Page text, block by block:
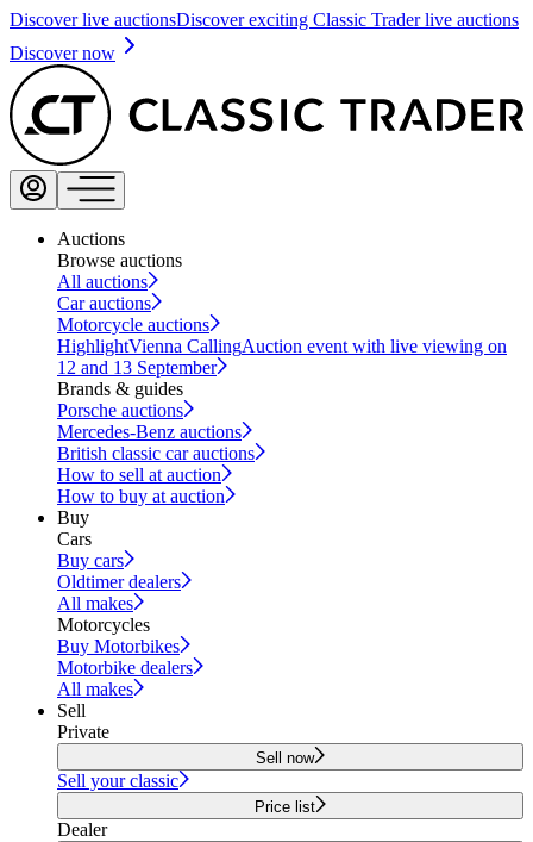
Discover live auctionsDiscover exciting Classic Trader live auctions
Discover now
Auctions
Browse auctions
All auctions
Car auctions
Motorcycle auctions
HighlightVienna CallingAuction event with live viewing on
12 and 13 September
Brands & guides
Porsche auctions
Mercedes-Benz auctions
British classic car auctions
How to sell at auction
How to buy at auction
Buy
Cars
Buy cars
Oldtimer dealers
All makes
Motorcycles
Buy Motorbikes
Motorbike dealers
All makes
Sell
Private
Sell now
Sell your classic
Price list
Dealer